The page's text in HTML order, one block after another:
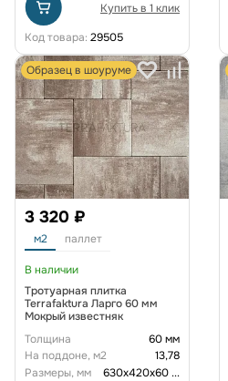
Купить в 1 клик
Код товара: 29505
Образец в шоуруме
3 320 ₽
м2 паллет
В наличии
Тротуарная плитка
Terrafaktura Ларго 60 мм
Мокрый известняк
Толщина
60 мм
На поддоне, м2
13,78
Размеры, мм
630х420х60...